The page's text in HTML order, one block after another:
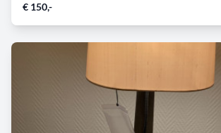
€ 150,-